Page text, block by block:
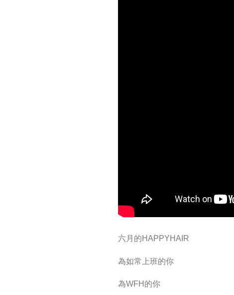
六月的HAPPYHAIR
為如常上班的你
為WFH的你